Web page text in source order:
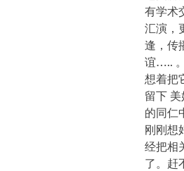
有学术
汇演，
逢，传
谊…..
想着把
留下
的同仁
刚刚想
经把相
了。赶